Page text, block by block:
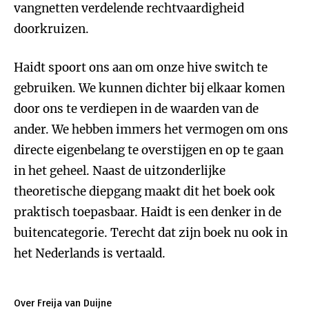
vangnetten verdelende rechtvaardigheid
doorkruizen.
Haidt spoort ons aan om onze hive switch te
gebruiken. We kunnen dichter bij elkaar komen
door ons te verdiepen in de waarden van de
ander. We hebben immers het vermogen om ons
directe eigenbelang te overstijgen en op te gaan
in het geheel. Naast de uitzonderlijke
theoretische diepgang maakt dit het boek ook
praktisch toepasbaar. Haidt is een denker in de
buitencategorie. Terecht dat zijn boek nu ook in
het Nederlands is vertaald.
Over Freija van Duijne